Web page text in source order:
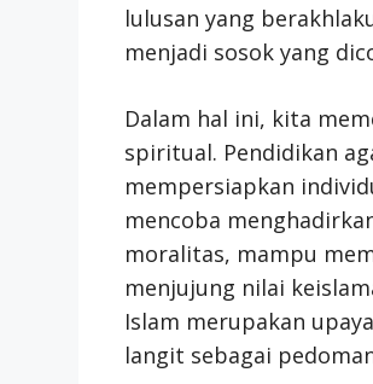
lulusan yang
menjadi sosok yang
Dalam hal ini, kita
spiritual. Pendidikan
mempersiapkan
mencoba
moralitas, mampu
menjujung nilai
Islam merupakan
langit sebagai